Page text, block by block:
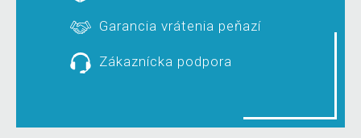
Garancia vrátenia peňazí
Zákaznícka podpora